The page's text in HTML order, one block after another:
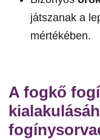
játszanak a
mértékében.
A fogkő